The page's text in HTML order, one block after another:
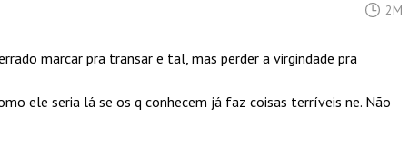
2M
marcar pra transar e tal, mas perder a virgindade pra
ele seria lá se os q conhecem já faz coisas terríveis ne. Não